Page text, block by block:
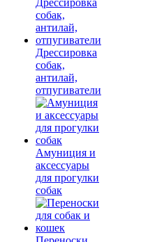
Дрессировка
собак,
антилай,
отпугиватели
Амуниция и
аксессуары
для прогулки
собак